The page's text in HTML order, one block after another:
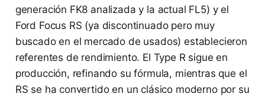
generación FK8 analizada y la actual FL5) y el
Ford Focus RS (ya discontinuado pero muy
buscado en el mercado de usados) establecieron
referentes de rendimiento. El Type R sigue en
producción, refinando su fórmula, mientras que el
RS se ha convertido en un clásico moderno por su